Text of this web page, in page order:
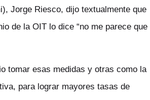
Jorge Riesco, dijo textualmente que
de la OIT lo dice “no me parece que
tomar esas medidas y otras como la
para lograr mayores tasas de